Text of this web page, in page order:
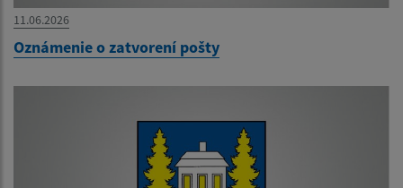
11.06.2026
Oznámenie o zatvorení pošty